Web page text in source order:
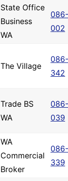
State Office
Business
WA
086-
002
The Village
086-
342
Trade BS
WA
086-
039
WA
Commercial
Broker
086-
339